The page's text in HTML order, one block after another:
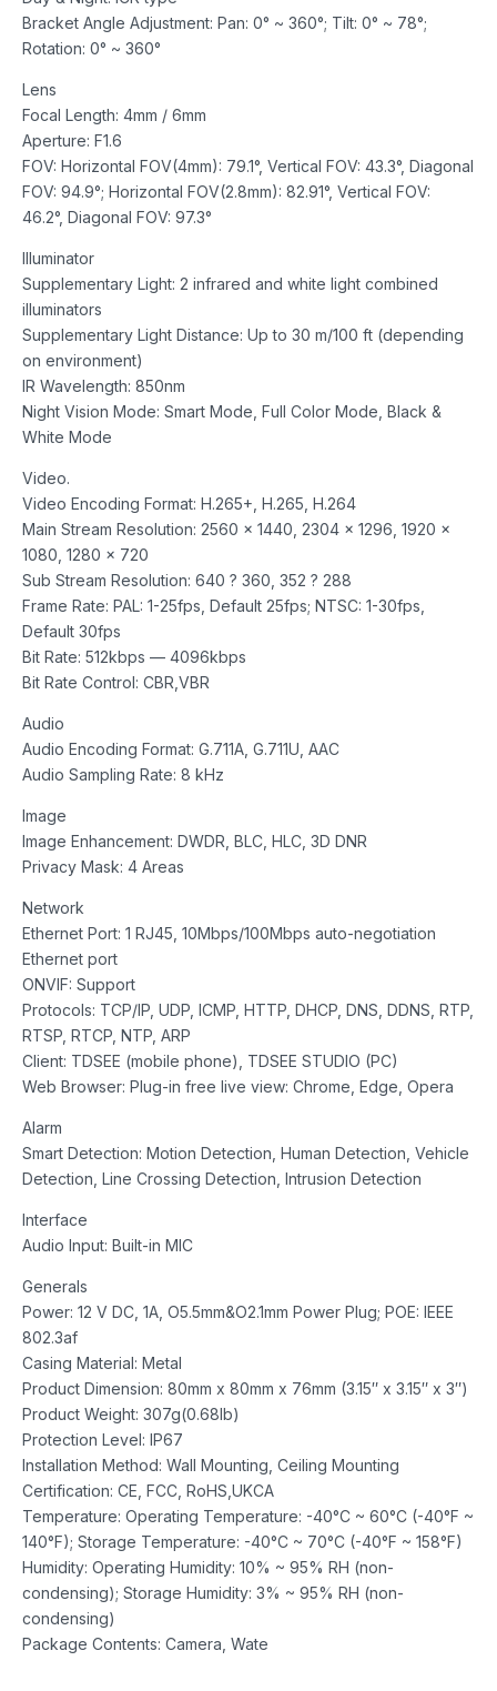
Bracket Angle Adjustment: Pan: 0° ~ 360°; Tilt: 0° ~ 78°;
Rotation: 0° ~ 360°
Lens
Focal Length: 4mm / 6mm
Aperture: F1.6
FOV: Horizontal FOV(4mm): 79.1°, Vertical FOV: 43.3°, Diagonal
FOV: 94.9°; Horizontal FOV(2.8mm): 82.91°, Vertical FOV:
46.2°, Diagonal FOV: 97.3°
Illuminator
Supplementary Light: 2 infrared and white light combined
illuminators
Supplementary Light Distance: Up to 30 m/100 ft (depending
on environment)
IR Wavelength: 850nm
Night Vision Mode: Smart Mode, Full Color Mode, Black &
White Mode
Video.
Video Encoding Format: H.265+, H.265, H.264
Main Stream Resolution: 2560 x 1440, 2304 x 1296, 1920 x
1080, 1280 x 720
Sub Stream Resolution: 640 ? 360, 352 ? 288
Frame Rate: PAL: 1-25fps, Default 25fps; NTSC: 1-30fps,
Default 30fps
Bit Rate: 512kbps — 4096kbps
Bit Rate Control: CBR,VBR
Audio
Audio Encoding Format: G.711A, G.711U, AAC
Audio Sampling Rate: 8 kHz
Image
Image Enhancement: DWDR, BLC, HLC, 3D DNR
Privacy Mask: 4 Areas
Network
Ethernet Port: 1 RJ45, 10Mbps/100Mbps auto-negotiation
Ethernet port
ONVIF: Support
Protocols: TCP/IP, UDP, ICMP, HTTP, DHCP, DNS, DDNS, RTP,
RTSP, RTCP, NTP, ARP
Client: TDSEE (mobile phone), TDSEE STUDIO (PC)
Web Browser: Plug-in free live view: Chrome, Edge, Opera
Alarm
Smart Detection: Motion Detection, Human Detection, Vehicle
Detection, Line Crossing Detection, Intrusion Detection
Interface
Audio Input: Built-in MIC
Generals
Power: 12 V DC, 1A, O5.5mm&O2.1mm Power Plug; POE: IEEE
802.3af
Casing Material: Metal
Product Dimension: 80mm x 80mm x 76mm (3.15″ x 3.15″ x 3″)
Product Weight: 307g(0.68lb)
Protection Level: IP67
Installation Method: Wall Mounting, Ceiling Mounting
Certification: CE, FCC, RoHS,UKCA
Temperature: Operating Temperature: -40°C ~ 60°C (-40°F ~
140°F); Storage Temperature: -40°C ~ 70°C (-40°F ~ 158°F)
Humidity: Operating Humidity: 10% ~ 95% RH (non-
condensing); Storage Humidity: 3% ~ 95% RH (non-
condensing)
Package Contents: Camera, Wate